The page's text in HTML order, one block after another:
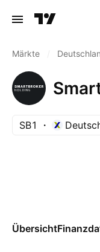
Märkte
SB1
Übersicht